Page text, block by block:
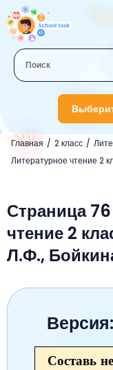
Главная 2 класс
Литературное чтение 2
1 класс
3 класс
4 класс
7 класс
8 класс
Страница
чтение 2
Л.Ф.,
Составь